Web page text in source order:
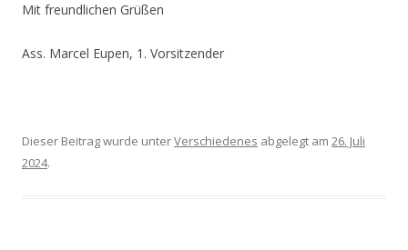
Mit freundlichen Grüßen
Ass. Marcel Eupen, 1. Vorsitzender
Dieser Beitrag wurde unterVerschiedenes abgelegt am 26. Juli
2024.